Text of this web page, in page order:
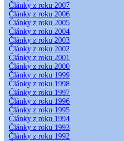
Články z roku 2007
Články z roku 2006
Články z roku 2005
Články z roku 2004
Články z roku 2003
Články z roku 2002
Články z roku 2001
Články z roku 2000
Články z roku 1999
Články z roku 1998
Články z roku 1997
Články z roku 1996
Články z roku 1995
Články z roku 1994
Články z roku 1993
Články z roku 1992